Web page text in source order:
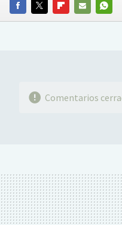
FACEBOOKTWITTERFLIPBOARD
E-
Comentarios